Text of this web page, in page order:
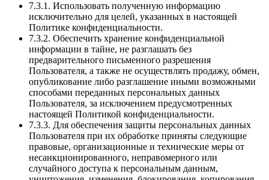
7.3.1. Использовать полученную информацию
исключительно для целей, указанных в настоящей
Политике конфиденциальности.
7.3.2. Обеспечить хранение конфиденциальной
информации в тайне, не разглашать без
предварительного письменного разрешения
Пользователя, а также не осуществлять продажу, обмен,
опубликование либо разглашение иными возможными
способами переданных персональных данных
Пользователя, за исключением предусмотренных
настоящей Политикой конфиденциальности.
7.3.3. Для обеспечения защиты персональных данных
Пользователя при их обработке приняты следующие
правовые, организационные и технические меры от
несанкционированного, неправомерного или
случайного доступа к персональным данным,